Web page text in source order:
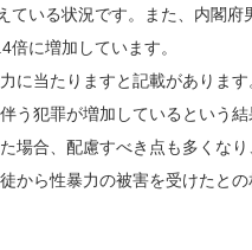
いる状況です。また、内閣
に増加しています。
当たりますと記載がありま
う犯罪が増加しているという
合、配慮すべき点も多くな
ら性暴力の被害を受けたと